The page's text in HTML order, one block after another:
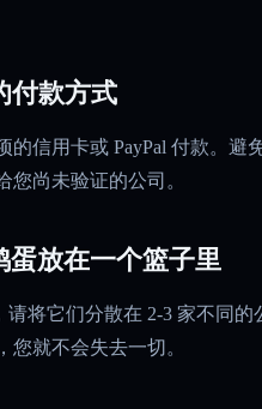
付款方式
信用卡或 PayPal 付款。避
您尚未验证的公司。
放在一个篮子里
请将它们分散在 2-3 家不同的
就不会失去一切。